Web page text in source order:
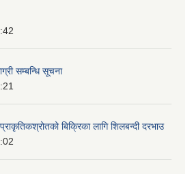
सम्बन्धि सूचना
बिक्रिका लागि शिलबन्दी दरभाउ